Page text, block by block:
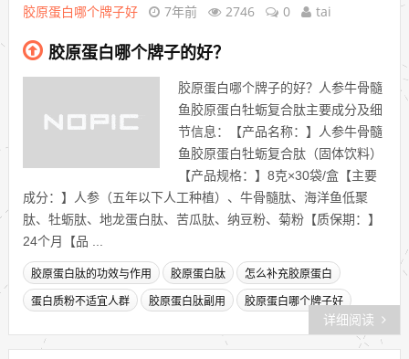
胶原蛋白哪个牌子好 7年前 2746 0 tai
胶原蛋白哪个牌子的好？
胶原蛋白哪个牌子的好？人参牛骨髓
鱼胶原蛋白牡蛎复合肽主要成分及细
节信息：【产品名称：】人参牛骨髓
鱼胶原蛋白牡蛎复合肽（固体饮料）
【产品规格：】8克×30袋/盒【主要
成分：】人参（五年以下人工种植）、牛骨髓肽、海洋鱼低聚
肽、牡蛎肽、地龙蛋白肽、苦瓜肽、纳豆粉、菊粉【质保期：】
24个月【品 ...
胶原蛋白肽的功效与作用 胶原蛋白肽 怎么补充胶原蛋白
蛋白质粉不适宜人群 胶原蛋白肽副用 胶原蛋白哪个牌子好
详细阅读